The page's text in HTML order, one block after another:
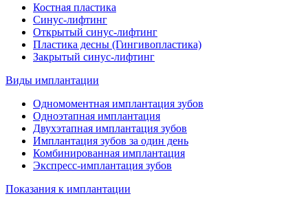
Костная пластика
Синус-лифтинг
Открытый синус-лифтинг
Пластика десны (Гингивопластика)
Закрытый синус-лифтинг
Виды имплантации
Одномоментная имплантация зубов
Одноэтапная имплантация
Двухэтапная имплантация зубов
Имплантация зубов за один день
Комбинированная имплантация
Экспресс-имплантация зубов
Показания к имплантации